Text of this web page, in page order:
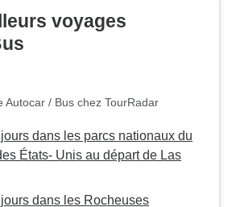
voyages
Autocar / Bus chez TourRadar
dans les parcs nationaux du
États- Unis au départ de Las
dans les Rocheuses